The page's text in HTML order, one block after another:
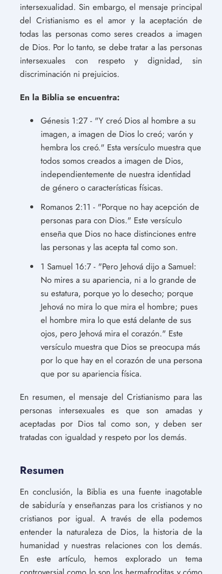
intersexualidad. Sin embargo, el mensaje principal
del Cristianismo es el amor y la aceptación de
todas las personas como seres creados a imagen
de Dios. Por lo tanto, se debe tratar a las personas
intersexuales con respeto y dignidad, sin
discriminación ni prejuicios.
En la Biblia se encuentra:
Génesis 1:27 - "Y creó Dios al hombre a su
imagen, a imagen de Dios lo creó; varón y
hembra los creó." Esta versículo muestra que
todos somos creados a imagen de Dios,
independientemente de nuestra identidad
de género o características físicas.
Romanos 2:11 - "Porque no hay acepción de
personas para con Dios." Este versículo
enseña que Dios no hace distinciones entre
las personas y las acepta tal como son.
1 Samuel 16:7 - "Pero Jehová dijo a Samuel:
No mires a su apariencia, ni a lo grande de
su estatura, porque yo lo desecho; porque
Jehová no mira lo que mira el hombre; pues
el hombre mira lo que está delante de sus
ojos, pero Jehová mira el corazón." Este
versículo muestra que Dios se preocupa más
por lo que hay en el corazón de una persona
que por su apariencia física.
En resumen, el mensaje del Cristianismo para las
personas intersexuales es que son amadas y
aceptadas por Dios tal como son, y deben ser
tratadas con igualdad y respeto por los demás.
Resumen
En conclusión, la Biblia es una fuente inagotable
de sabiduría y enseñanzas para los cristianos y no
cristianos por igual. A través de ella podemos
entender la naturaleza de Dios, la historia de la
humanidad y nuestras relaciones con los demás.
En este artículo, hemos explorado un tema